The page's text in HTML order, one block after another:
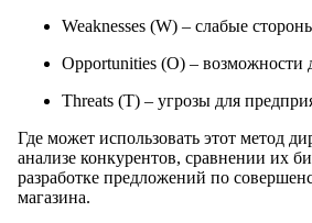
Weaknesses (W) – слабые
Opportunities (O) – возможности
Threats (T) – угрозы для
Где может использовать этот метод
анализе конкурентов, сравнении их
разработке предложений по
магазина.